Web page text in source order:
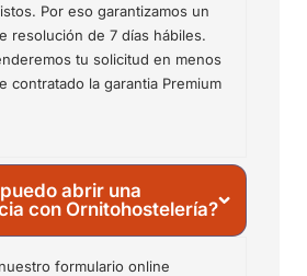
Por eso garantizamos un
resolución de 7 días hábiles.
tu solicitud en menos
contratado la garantia Premium
abrir una
con Ornitohostelería?
formulario online